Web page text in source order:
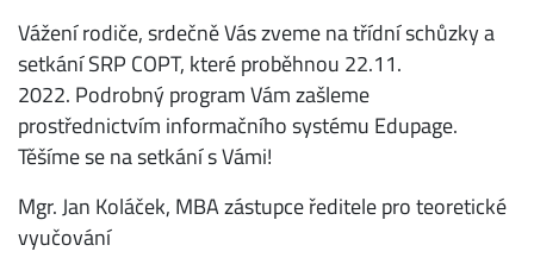
Vážení rodiče, srdečně Vás zveme na třídní schůzky a
setkání SRP COPT, které proběhnou 22.11.
2022. Podrobný program Vám zašleme
prostřednictvím informačního systému Edupage.
Těšíme se na setkání s Vámi!
Mgr. Jan Koláček, MBA zástupce ředitele pro teoretické
vyučování